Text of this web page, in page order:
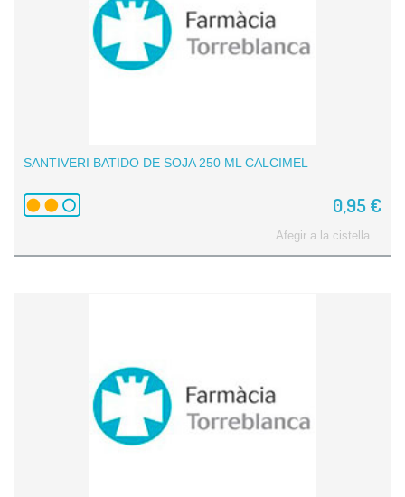
SANTIVERI BATIDO DE SOJA 250 ML CALCIMEL
0,95 €
Afegir a la cistella